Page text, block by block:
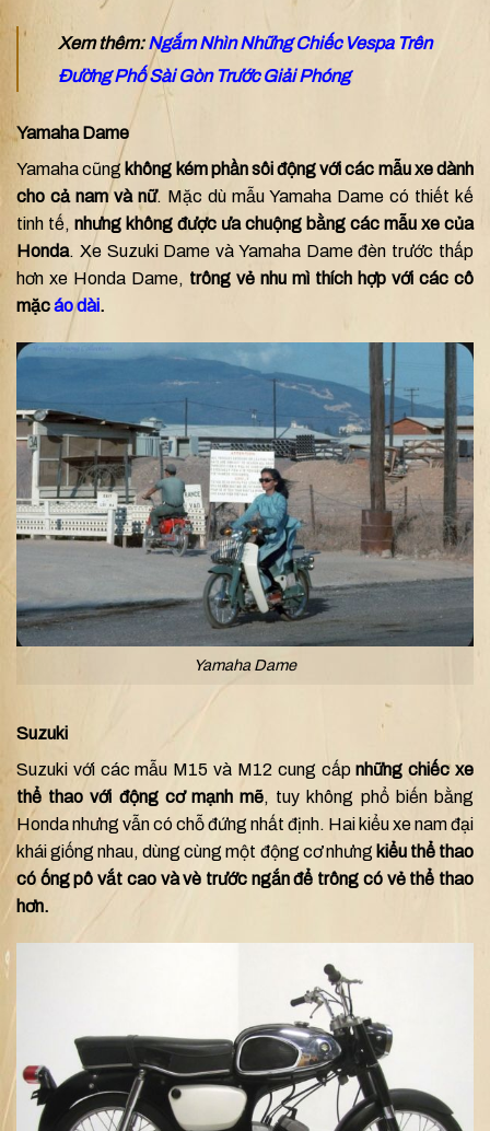
Xem thêm:Ngắm Nhìn Những Chiếc Vespa Trên
Đường Phố Sài Gòn Trước Giải Phóng
Yamaha Dame
Yamaha cũng không kém phần sôi động với các mẫu xe dành
cho cả nam và nữ. Mặc dù mẫu Yamaha Dame có thiết kế
tinh tế, nhưng không được ưa chuộng bằng các mẫu xe của
Honda. Xe Suzuki Dame và Yamaha Dame đèn trước thấp
hơn xe Honda Dame, trông vẻ nhu mì thích hợp với các cô
mặcáo dài.
Yamaha Dame
Suzuki
Suzuki với các mẫu M15 và M12 cung cấpnhững chiếc xe
thể thao với động cơ mạnh mẽ, tuy không phổ biến bằng
Honda nhưng vẫn có chỗ đứng nhất định. Hai kiểu xe nam đại
khái giống nhau, dùng cùng một động cơ nhưng kiểu thể thao
có ống pô vắt cao và vè trước ngắn để trông có vẻ thể thao
hơn.